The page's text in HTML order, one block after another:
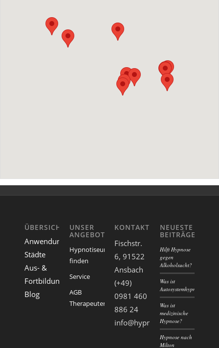
ÜBERSICHT
Anwendungsgebiete
Städte
Aus- &
Fortbildungen
Blog
UNSER
ANGEBOT
Hypnotiseur
finden
Service
AGB
Therapeutenverzeichnis
KONTAKT
Fischstr.
6, 91522
Ansbach
(+49)
0981 460
886 24
info@hypnosekompass.com
NEUESTE
BEITRÄGE
Hilft Hypnose
gegen
Alkoholsucht?
Was ist
Autosystemhypnose?
Was ist
medizinische
Hypnose?
Hypnose nach
Milton